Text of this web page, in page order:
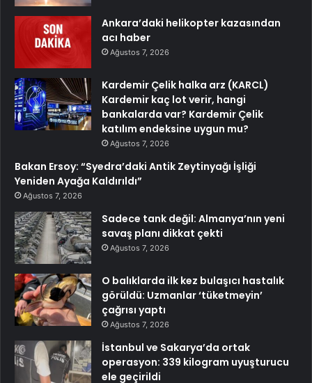
Ankara’daki helikopter kazasından
acı haber
Ağustos 7, 2026
Kardemir Çelik halka arz (KARCL)
Kardemir kaç lot verir, hangi
bankalarda var? Kardemir Çelik
katılım endeksine uygun mu?
Ağustos 7, 2026
Bakan Ersoy: “Syedra’daki Antik Zeytinyağı İşliği
Yeniden Ayağa Kaldırıldı”
Ağustos 7, 2026
Sadece tank değil: Almanya’nın yeni
savaş planı dikkat çekti
Ağustos 7, 2026
O balıklarda ilk kez bulaşıcı hastalık
görüldü: Uzmanlar ‘tüketmeyin’
çağrısı yaptı
Ağustos 7, 2026
İstanbul ve Sakarya’da ortak
operasyon: 339 kilogram uyuşturucu
ele geçirildi